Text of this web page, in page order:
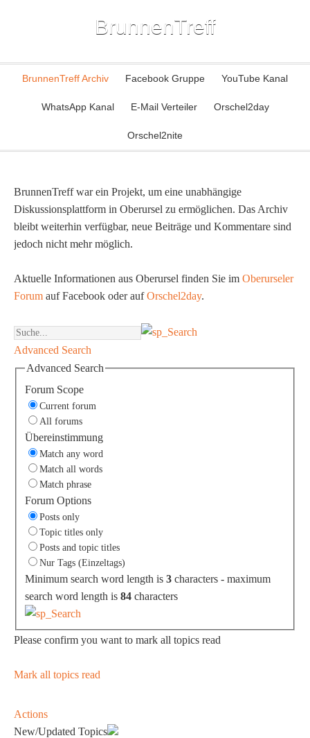
BrunnenTreff
BrunnenTreff Archiv Facebook Gruppe YouTube Kanal
WhatsApp Kanal E-Mail Verteiler Orschel2day
Orschel2nite
BrunnenTreff war ein Projekt, um eine unabhängige
Diskussionsplattform in Oberursel zu ermöglichen. Das Archiv
bleibt weiterhin verfügbar, neue Beiträge und Kommentare sind
jedoch nicht mehr möglich.
Aktuelle Informationen aus Oberursel finden Sie im Oberurseler
Forum auf Facebook oder aufOrschel2day.
Advanced Search
Advanced Search
Forum Scope
Current forum
All forums
Übereinstimmung
Match any word
Match all words
Match phrase
Forum Options
Posts only
Topic titles only
Posts and topic titles
Nur Tags (Einzeltags)
Minimum search word length is 3 characters - maximum
search word length is 84 characters
Please confirm you want to mark all topics read
Mark all topics read
Actions
New/Updated Topics